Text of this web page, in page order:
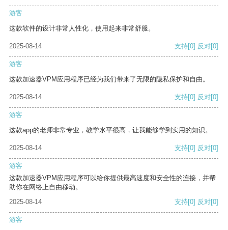
游客
这款软件的设计非常人性化，使用起来非常舒服。
2025-08-14 支持[0] 反对[0]
游客
这款加速器VPM应用程序已经为我们带来了无限的隐私保护和自由。
2025-08-14 支持[0] 反对[0]
游客
这款app的老师非常专业，教学水平很高，让我能够学到实用的知识。
2025-08-14 支持[0] 反对[0]
游客
这款加速器VPM应用程序可以给你提供最高速度和安全性的连接，并帮
助你在网络上自由移动。
2025-08-14
支持[0] 反对[0]
游客